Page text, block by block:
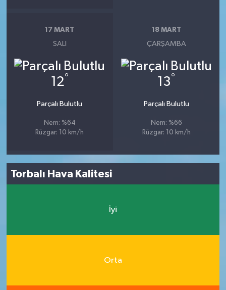
17 MART
SALI
12°
Parçalı Bulutlu
Nem: %64
Rüzgar: 10 km/h
18 MART
ÇARŞAMBA
13°
Parçalı Bulutlu
Nem: %66
Rüzgar: 10 km/h
Torbalı Hava Kalitesi
İyi
Orta